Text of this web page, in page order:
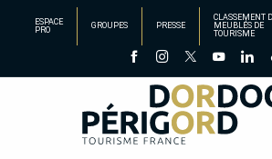
principal
ESPACE
PRO
GROUPES PRESSE
CLASSEMENT
MEUBLÉS DE
TOURISME